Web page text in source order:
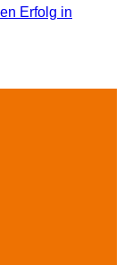
Erfolg in